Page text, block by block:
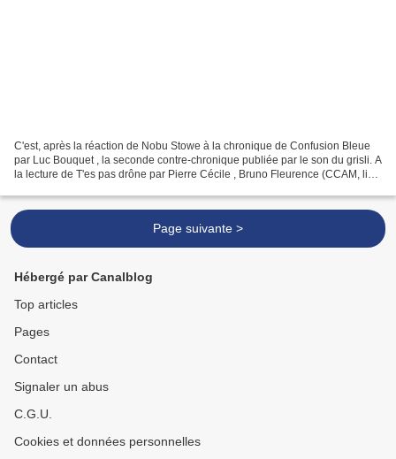
C'est, après la réaction de Nobu Stowe à la chronique de Confusion Bleue
par Luc Bouquet , la seconde contre-chronique publiée par le son du grisli. A
la lecture de T'es pas drône par Pierre Cécile , Bruno Fleurence (CCAM, lieu
Page suivante >
Hébergé par Canalblog
Top articles
Pages
Contact
Signaler un abus
C.G.U.
Cookies et données personnelles